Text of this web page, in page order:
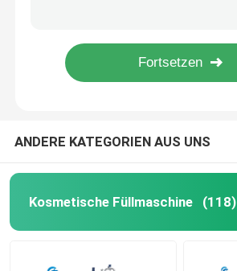
Bitte um ein Angebot
Wimperntuschen-Füllmaschine
Lipgloss-Füllmaschine
ANDERE KATEGORIEN AUS UNS
Kosmetische Füllmaschine (118)